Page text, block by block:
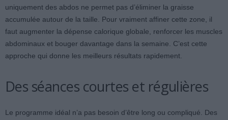
uniquement des abdos ne permet pas d’éliminer la graisse
accumulée autour de la taille. Pour vraiment affiner cette zone, il
faut augmenter la dépense calorique globale, renforcer les muscles
abdominaux et bouger davantage dans la semaine. C’est cette
approche qui donne les meilleurs résultats rapidement.
Des séances courtes et régulières
Le programme idéal n’a pas besoin d’être long ou compliqué. Des